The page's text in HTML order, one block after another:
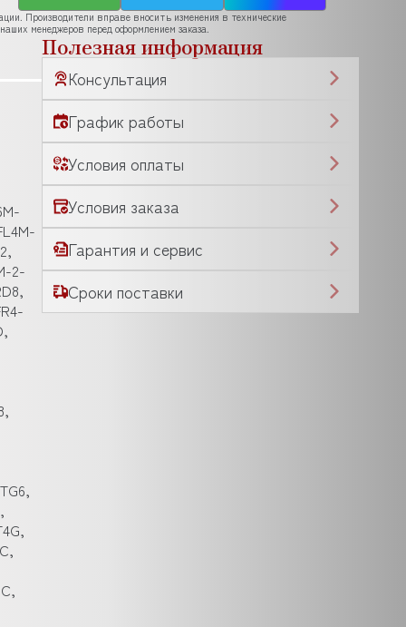
Производители вправе вносить изменения в технические
менеджеров перед оформлением заказа.
2-
Полезная информация
Консультация
График работы
Условия оплаты
Условия заказа
Гарантия и сервис
Сроки поставки